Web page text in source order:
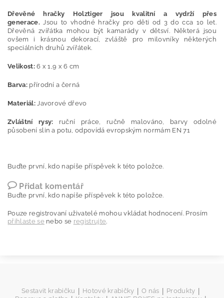
Dřevěné hračky Holztiger jsou kvalitní a vydrží přes
generace.Jsou to vhodné hračky pro děti od 3 do cca 10 let.
Dřevěná zvířátka mohou být kamarády v dětsví. Některá jsou
ovšem i krásnou dekorací, zvláště pro milovníky některých
speciálních druhů zvířátek.
Velikost:6 x 1,9 x 6 cm
Barva: přírodní a černá
Materiál:Javorové dřevo
Zvláštní rysy: ruční práce, ručně malováno, barvy odolné
působení slin a potu, odpovídá evropským normám EN 71
Buďte první, kdo napíše příspěvek k této položce.
Přidat komentář
Buďte první, kdo napíše příspěvek k této položce.
Pouze registrovaní uživatelé mohou vkládat hodnocení. Prosím
přihlaste se nebo se registrujte.
Sestavit krabičku Hotové krabičky O nás Produkty